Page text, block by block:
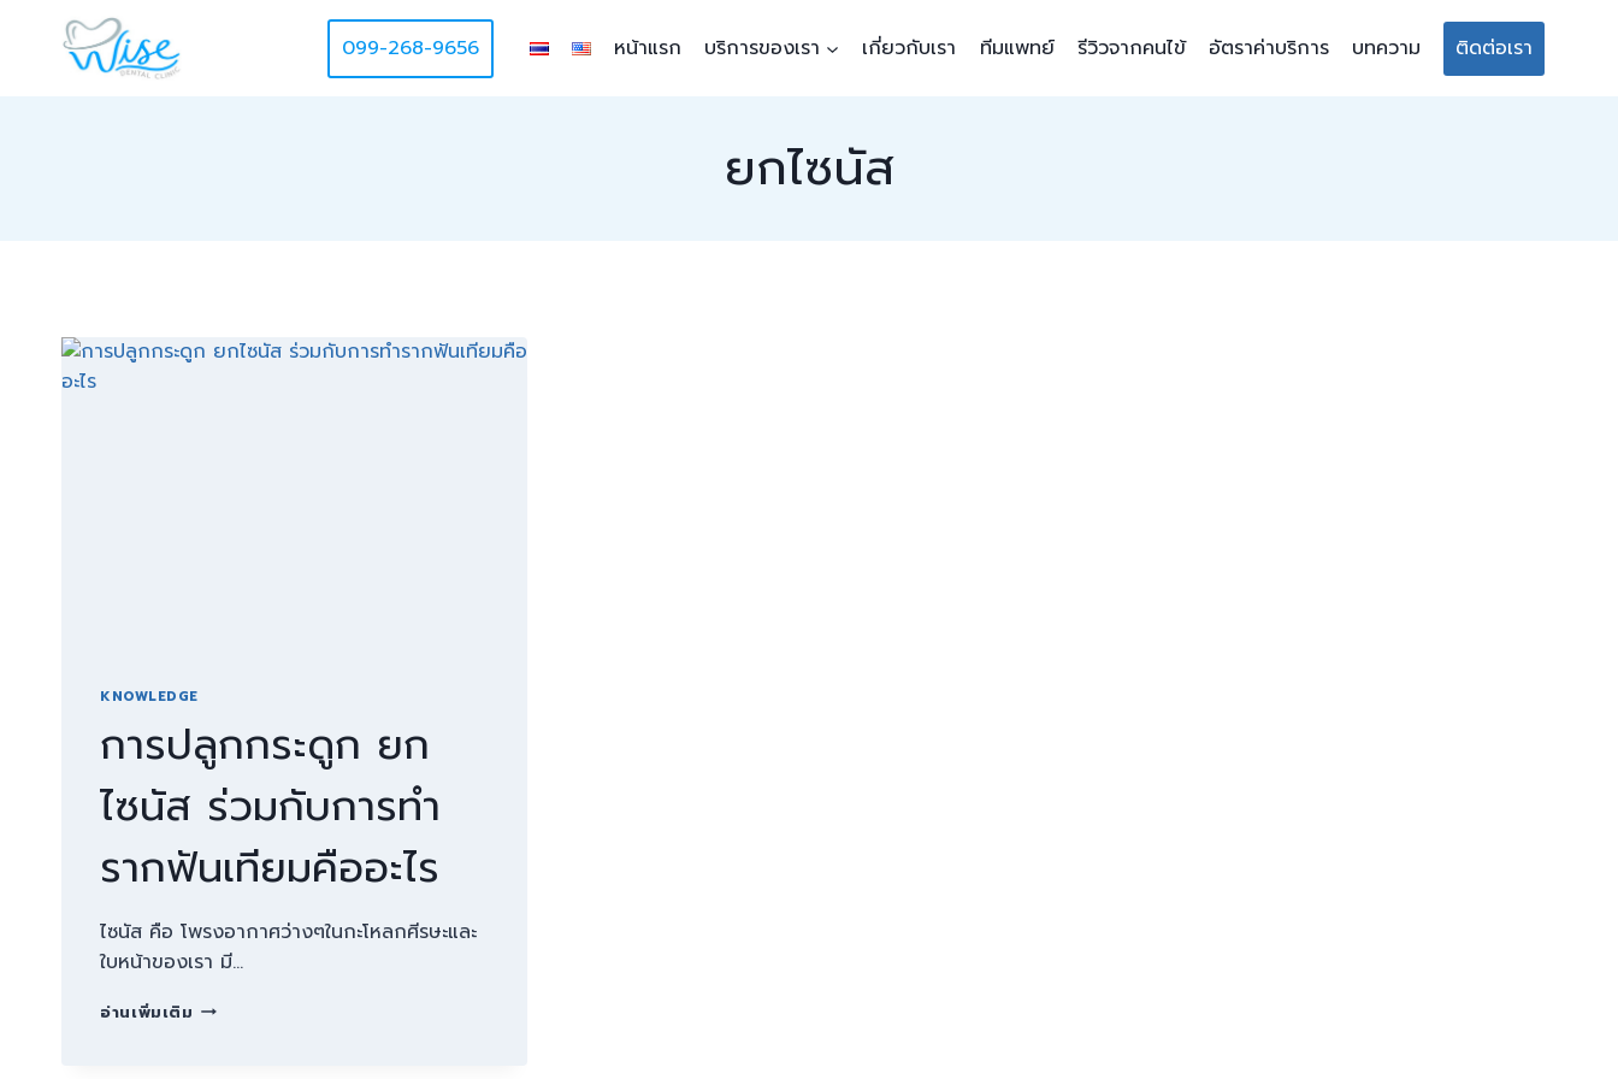
099-268-9656 หน้าแรก บริการของเรา เกี่ยวกับเรา ทีมแพทย์ รีวิวจากคนไข้ อัตราค่าบริการ บทความ ติดต่อเรา
ยกไซนัส
KNOWLEDGE
การปลูกกระดูก ยก
ไซนัส ร่วมกับการทำ
รากฟันเทียมคืออะไร
ไซนัส คือ โพรงอากาศว่างๆในกะโหลกศีรษะและ
ใบหน้าของเรา มี…
อ่านเพิ่มเติม การ